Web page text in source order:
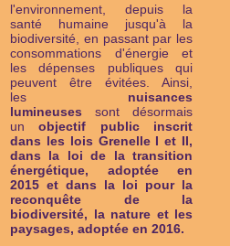
l'environnement, depuis la
santé humaine jusqu'à la
biodiversité, en passant par les
consommations d'énergie et
les dépenses publiques qui
peuvent être évitées. Ainsi,
les nuisances
lumineuses sont désormais
unobjectif public inscrit
dans les lois Grenelle I et II,
dans la loi de la transition
énergétique, adoptée en
2015 et dans la loi pour la
reconquête de la
biodiversité, la nature et les
paysages, adoptée en 2016.